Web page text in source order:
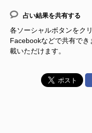
占い結果を共有する
各ソーシャルボタンをク
Facebookなどで共有で
載いただけます。